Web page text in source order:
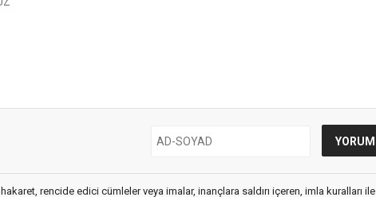
rencide edici cümleler veya imalar, inançlara saldırı içeren, imla kuralları ile